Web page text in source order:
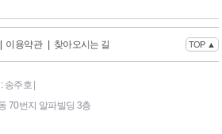
이용약관 찾아오시는 길 TOP ▲
주호 |
70번지 알파빌딩 3층